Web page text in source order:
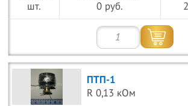
шт. 0 руб.
ПТП-1
R 0,13 кОм